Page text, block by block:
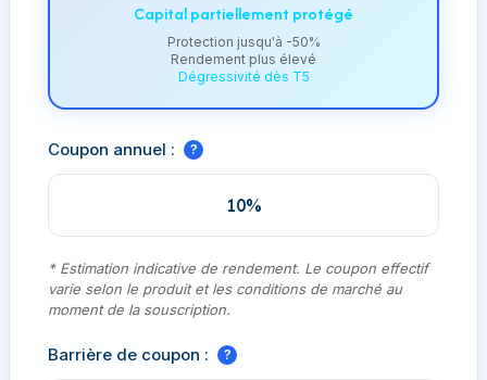
Capital partiellement protégé
Protection jusqu'à -50%
Rendement plus élevé
Dégressivité dès T5
Coupon annuel : ?
10%
* Estimation indicative de rendement. Le coupon effectif
varie selon le produit et les conditions de marché au
moment de la souscription.
Barrière de coupon : ?